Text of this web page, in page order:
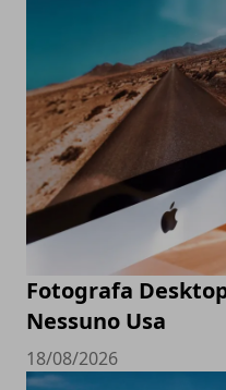
Fotografa
Nessuno Usa
18/08/2026